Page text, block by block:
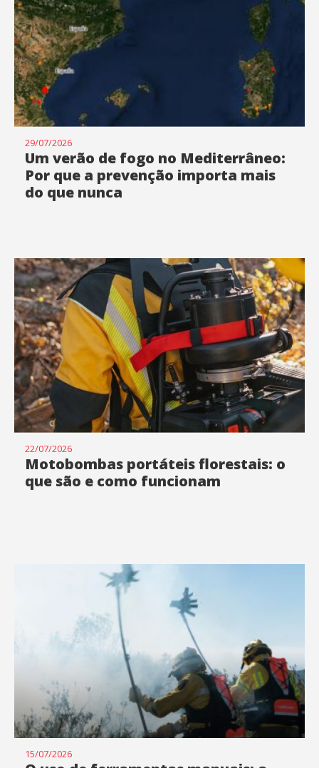
29/07/2026
Um verão de fogo no Mediterrâneo:
Por que a prevenção importa mais
do que nunca
22/07/2026
Motobombas portáteis florestais: o
que são e como funcionam
15/07/2026